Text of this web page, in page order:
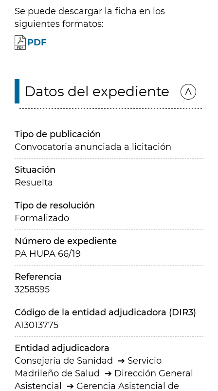
Se puede descargar la ficha en los
siguientes formatos:
PDF
Datos del expediente
Tipo de publicación
Convocatoria anunciada a licitación
Situación
Resuelta
Tipo de resolución
Formalizado
Número de expediente
PA HUPA 66/19
Referencia
3258595
Código de la entidad adjudicadora (DIR3)
A13013775
Entidad adjudicadora
Consejería de Sanidad
Servicio
Madrileño de Salud
Dirección General
Asistencial
Gerencia Asistencial de